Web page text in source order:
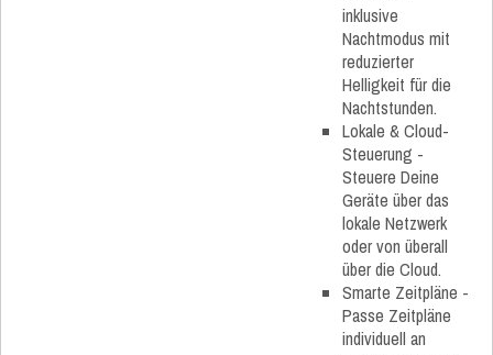
inklusive
Nachtmodus mit
reduzierter
Helligkeit für die
Nachtstunden.
Lokale & Cloud-
Steuerung -
Steuere Deine
Geräte über das
lokale Netzwerk
oder von überall
über die Cloud.
Smarte Zeitpläne -
Passe Zeitpläne
individuell an